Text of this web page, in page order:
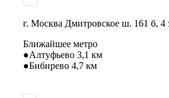
г. Москва Дмитровское ш. 161 б, 4
Ближайшее метро
●Алтуфьево 3,1 км
●Бибирево 4,7 км